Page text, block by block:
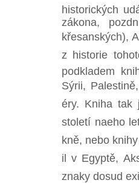
historických
zákona,
křesanských),
z historie
podkladem
Sýrii,
éry. Kniha tak
století naeho
kně, nebo
il v Egyptě,
znaky dosud